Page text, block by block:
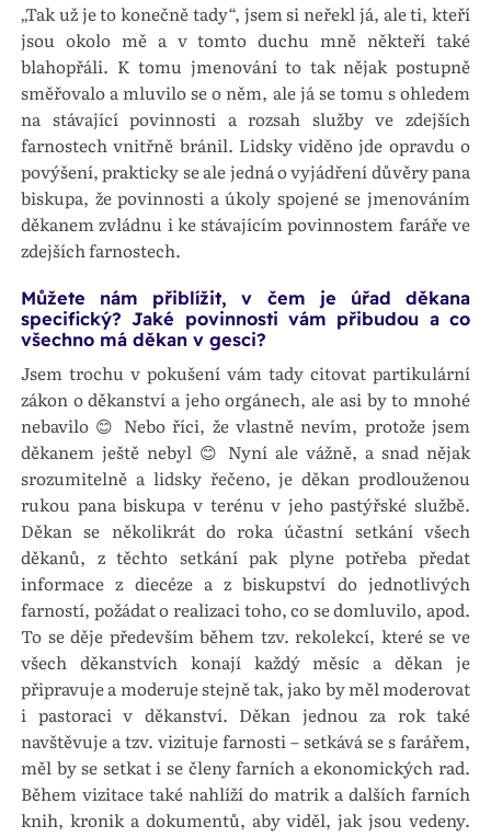
„Tak už je to konečně tady“, jsem si neřekl já, ale ti, kteří
jsou okolo mě a v tomto duchu mně někteří také
blahopřáli. K tomu jmenování to tak nějak postupně
směřovalo a mluvilo se o něm, ale já se tomu s ohledem
na stávající povinnosti a rozsah služby ve zdejších
farnostech vnitřně bránil. Lidsky viděno jde opravdu o
povýšení, prakticky se ale jedná o vyjádření důvěry pana
biskupa, že povinnosti a úkoly spojené se jmenováním
děkanem zvládnu i ke stávajícím povinnostem faráře ve
zdejších farnostech.
Můžete nám přiblížit, v čem je úřad děkana
specifický? Jaké povinnosti vám přibudou a co
všechno má děkan v gesci?
Jsem trochu v pokušení vám tady citovat partikulární
zákon o děkanství a jeho orgánech, ale asi by to mnohé
nebavilo 😊 Nebo říci, že vlastně nevím, protože jsem
děkanem ještě nebyl 😊 Nyní ale vážně, a snad nějak
srozumitelně a lidsky řečeno, je děkan prodlouženou
rukou pana biskupa v terénu v jeho pastýřské službě.
Děkan se několikrát do roka účastní setkání všech
děkanů, z těchto setkání pak plyne potřeba předat
informace z diecéze a z biskupství do jednotlivých
farností, požádat o realizaci toho, co se domluvilo, apod.
To se děje především během tzv. rekolekcí, které se ve
všech děkanstvích konají každý měsíc a děkan je
připravuje a moderuje stejně tak, jako by měl moderovat
i pastoraci v děkanství. Děkan jednou za rok také
navštěvuje a tzv. vizituje farnosti – setkává se s farářem,
měl by se setkat i se členy farních a ekonomických rad.
Během vizitace také nahlíží do matrik a dalších farních
knih, kronik a dokumentů, aby viděl, jak jsou vedeny.